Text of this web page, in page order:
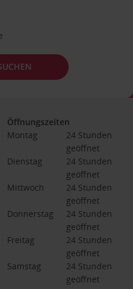
Öffnungszeiten
Montag
24 Stunden
geöffnet
Dienstag
24 Stunden
geöffnet
Mittwoch
24 Stunden
geöffnet
Donnerstag
24 Stunden
geöffnet
Freitag
24 Stunden
geöffnet
Samstag
24 Stunden
geöffnet